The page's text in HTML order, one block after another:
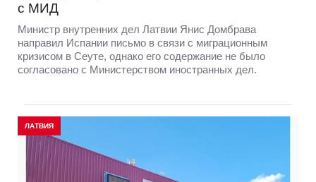
с МИД
Министр внутренних дел Латвии Янис Домбрава
направил Испании письмо в связи с миграционным
кризисом в Сеуте, однако его содержание не было
согласовано с Министерством иностранных дел.
ЛАТВИЯ